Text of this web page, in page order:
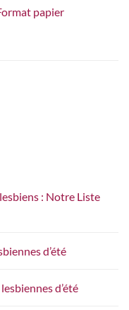
papier
: Notre Liste
d’été
d’été